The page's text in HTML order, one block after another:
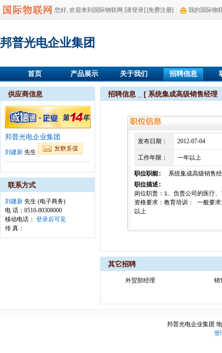
您好, 欢迎来到国际物联网 [请登录] [免费注册] 我的国际物
邦普光电企业集团
首页 产品展示 关于我们 招聘信息
供应商信息
邦普光电企业集团
刘建新 先生
联系方式
刘建新 先生 (电子商务)
电 话：0510-80308000
移动电话： 登录后可见
传 真：
招聘信息 _ [ 系统集成高级销售经理
发布日期： 2012-07-04
工作年限： 一年以上
职位职能:
系统集成高级销售
职位描述:
岗位职责：1、负责公司的医疗
资格要求：教育培训： 一般要
以上
其它招聘
外贸部经理 销
邦普光电企业集团
管